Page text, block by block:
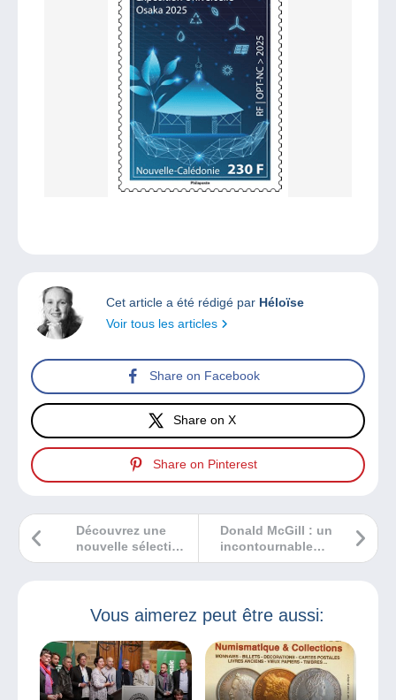
Cet article a été rédigé par Héloïse
Voir tous les articles
Share on Facebook
Share on X
Share on Pinterest
Donald McGill : un
incontournable
pour les
Découvrez une
nouvelle sélection
de bande
Vous aimerez peut être aussi: